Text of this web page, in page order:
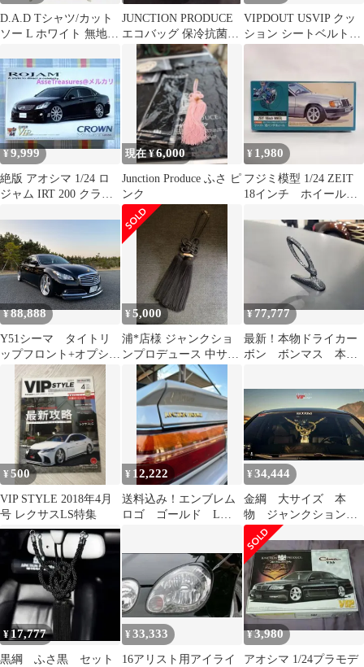
D.A.D Tシャツ/カット
ソー L ホワイト 無地
リント ミドル丈 半袖
クルーネック(丸首) メ
ンズ
JUNCTION PRODUCE
エコバッグ 保冷抗菌・
防臭加工生地
VIPDOUT USVIP クッ
ション シートベルトカ
バー セット 新品
¥9,999
絶版 アオシマ 1/24 ロ
ジャム IRT 200 クラウ
現在 ¥6,000
Junction Produce ふさ ピ
ンク
¥ 1,980
フジミ模型 1/24 ZEIT
18インチ ホイール&
¥88,888
Y51シーマ タイトリ
ップフロント+オプショ
ンクロームモール 本
物ジャンクションプロ
デュース
¥5,000
浦*店様 ジャンクショ
ンプロデュース 中サイ
ズ 黒色 房 菊結び 組紐
タッセル
¥77,777
最新！本物ドライカー
ボン ボンマス 本
¥500
VIP STYLE 2018年4月
号 レクサスLS特集
¥ 12,222
送料込み！エンブレム
ロゴ ゴールド Lサ
¥34,444
金綱 大サイズ 本
物 ジャンクションプ
ロデュース
¥17,777
黒綱 ふさ黒 セット
¥33,333
16アリスト用アイライ
¥3,980
アオシマ 1/24プラモデ